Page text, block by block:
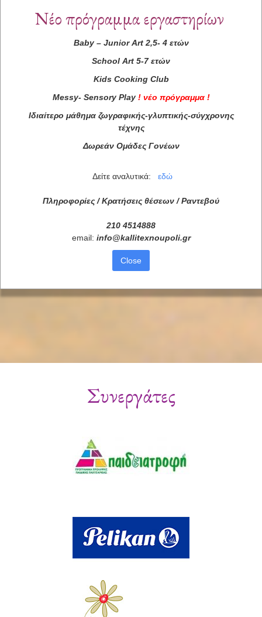
Συνεργάτες
Νέο πρόγραμμα εργαστηρίων
Baby– Junior Art2,5- 4 ετών
School Art 5-7 ετών
Kids Cooking Club
Messy- Sensory Play ! νέο πρόγραμμα !
Ιδιαίτερο μάθημα ζωγραφικής-γλυπτικής-σύγχρονης
τέχνης
Δωρεάν Ομάδες Γονέων
Δείτε αναλυτικά: εδώ
Πληροφορίες / Κρατήσεις θέσεων / Ραντεβού
210 4514888
email: info@kallitexnoupoli.gr
Close